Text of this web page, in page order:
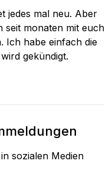
jedes mal neu. Aber
seit monaten mit euch
Ich habe einfach die
gekündigt.
sozialen Medien